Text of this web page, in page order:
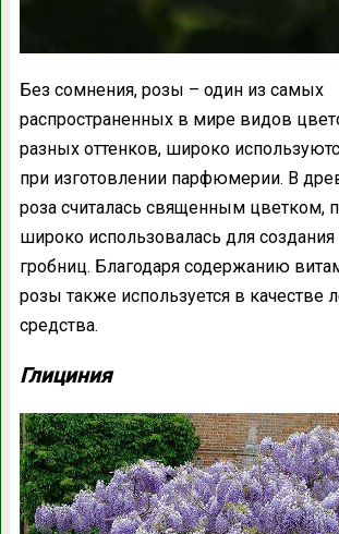
Без сомнения, розы – один из самых
распространенных в мире видов
разных оттенков, широко
при изготовлении парфюмерии. В
роза считалась священным цветком,
широко использовалась для
гробниц. Благодаря содержанию
розы также используется в качестве
средства.
Глициния